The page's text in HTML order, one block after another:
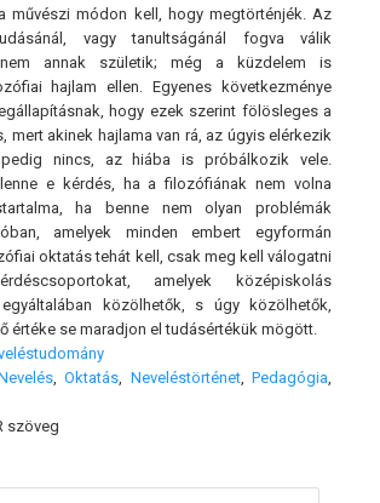
művészi módon kell, hogy megtörténjék. Az
vagy tanultságánál fogva válik
annak születik; még a küzdelem is
hajlam ellen. Egyenes következménye
hogy ezek szerint fölösleges a
mert akinek hajlama van rá, az úgyis elérkezik
nincs, az hiába is próbálkozik vele.
e kérdés, ha a filozófiának nem volna
ha benne nem olyan problémák
amelyek minden embert egyformán
oktatás tehát kell, csak meg kell válogatni
amelyek középiskolás
közölhetők, s úgy közölhetők,
értéke se maradjon el tudásértékük mögött.
, Oktatás Neveléstörténet, Pedagógia
szöveg